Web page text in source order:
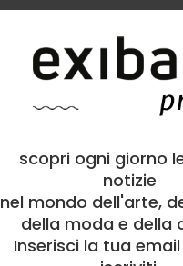
scopri ogni giorno
notizie
nel mondo dell'arte,
della moda e della
Inserisci la tua